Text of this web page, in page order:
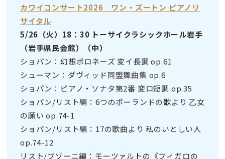
カワイコンサート2026 ワン・ズートン ピアノリ
サイタル
5/26（火）18：30 トーサイクラシックホール岩手
（岩手県民会館）（中）
ショパン：幻想ポロネーズ 変イ長調 op.61
シューマン：ダヴィッド同盟舞曲集 op.6
ショパン：ピアノ・ソナタ第2番 変ロ短調 op.35
ショパン/リスト編：6つのポーランドの歌より 乙女
の願い op.74-1
ショパン/リスト編：17の歌曲より 私のいとしい人
op.74-12
リスト/ブゾーニ編：モーツァルトの《フィガロの